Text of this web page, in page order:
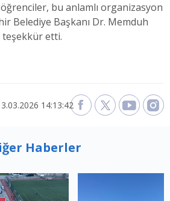
bu anlamlı organizasyon
Belediye Başkanı Dr. Memduh
teşekkür etti.
14:13:42
Haberler